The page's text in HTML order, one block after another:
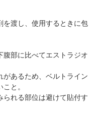
を渡し、使用するときに包
腹部に比べてエストラジオ
があるため、ベルトライン
と。
られる部位は避けて貼付す